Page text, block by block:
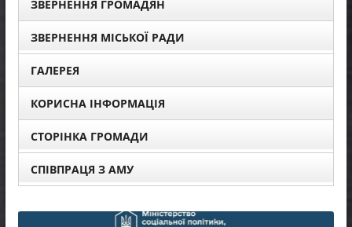
ЗВЕРНЕННЯ ГРОМАДЯН
ЗВЕРНЕННЯ МІСЬКОЇ РАДИ
ГАЛЕРЕЯ
КОРИСНА ІНФОРМАЦІЯ
СТОРІНКА ГРОМАДИ
СПІВПРАЦЯ З АМУ